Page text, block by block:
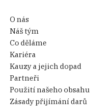
O nás
Náš tým
Co děláme
Kariéra
Kauzy a jejich dopad
Partneři
Použití našeho obsahu
Zásady přijímání darů